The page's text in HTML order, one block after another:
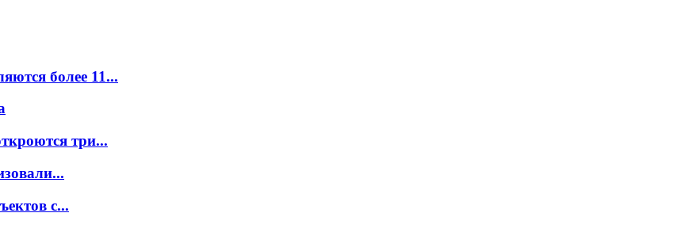
более 11...
три...
с...